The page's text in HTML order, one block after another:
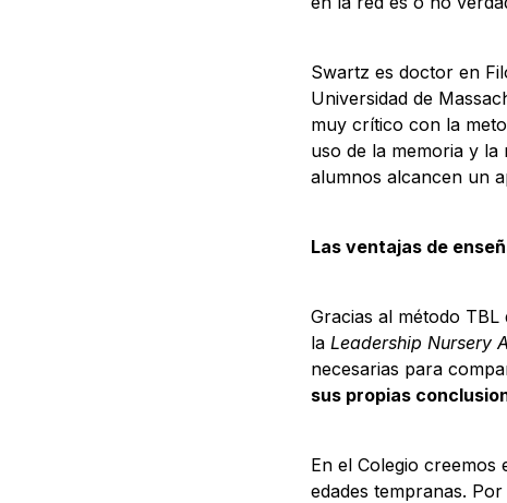
Swartz es doctor en
Universidad de
muy crítico con la
uso de la memoria y
alumnos alcancen un
Las ventajas de
Gracias al método
la Leadership Nursery
necesarias para
sus propias
En el Colegio
edades tempranas.